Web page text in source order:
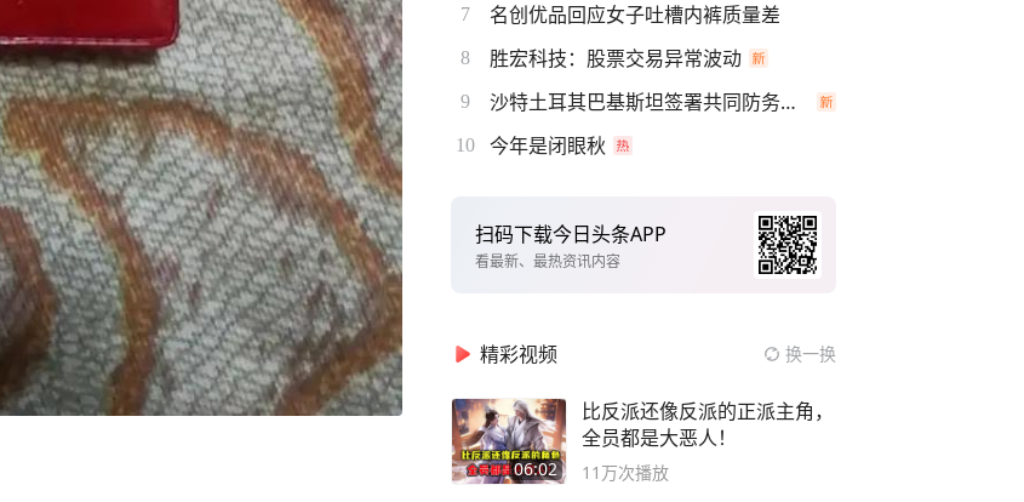
7 名创优品回应女子吐槽内裤质量差
8 胜宏科技：股票交易异常波动
9 沙特土耳其巴基斯坦签署共同防务协议
10 今年是闭眼秋
扫码下载今日头条APP
看最新、最热资讯内容
精彩视频 换一换
06:02
比反派还像反派的正派主角，
全员都是大恶人！
11万次播放